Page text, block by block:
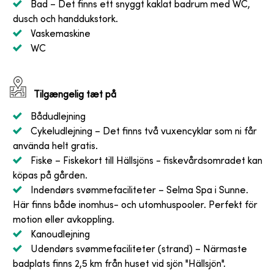
Bad – Det finns ett snyggt kaklat badrum med WC,
dusch och handdukstork.
Vaskemaskine
WC
Tilgængelig tæt på
Bådudlejning
Cykeludlejning – Det finns två vuxencyklar som ni får
använda helt gratis.
Fiske – Fiskekort till Hällsjöns - fiskevårdsomradet kan
köpas på gården.
Indendørs svømmefaciliteter – Selma Spa i Sunne.
Här finns både inomhus- och utomhuspooler. Perfekt för
motion eller avkoppling.
Kanoudlejning
Udendørs svømmefaciliteter (strand) – Närmaste
badplats finns 2,5 km från huset vid sjön "Hällsjön".